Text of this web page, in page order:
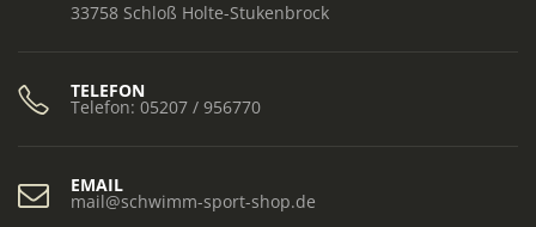
33758 Schloß Holte-Stukenbrock
TELEFON
Telefon: 05207 / 956770
EMAIL
mail@schwimm-sport-shop.de